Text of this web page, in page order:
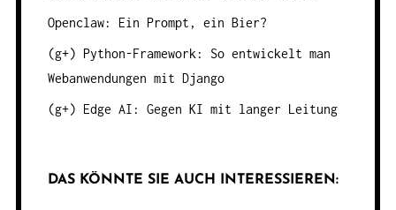
Openclaw: Ein Prompt, ein Bier?
(g+) Python-Framework: So entwickelt man
Webanwendungen mit Django
(g+) Edge AI: Gegen KI mit langer Leitung
DAS KÖNNTE SIE AUCH INTERESSIEREN: